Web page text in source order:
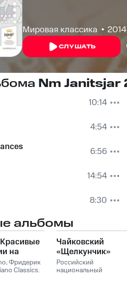
Мировая классика 2014
СЛУШАТЬ
Nm Janitsjar
10:14
4:54
6:56
14:54
8:30
альбомы
на
,Фридерик
Classics,
Чайковский
«Щелкунчик»
Российский
национальный